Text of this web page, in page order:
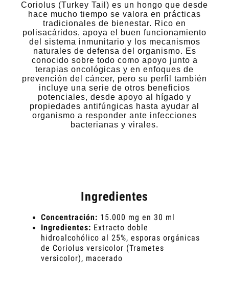
Coriolus (Turkey Tail) es un hongo que desde
hace mucho tiempo se valora en prácticas
tradicionales de bienestar. Rico en
polisacáridos, apoya el buen funcionamiento
del sistema inmunitario y los mecanismos
naturales de defensa del organismo. Es
conocido sobre todo como apoyo junto a
terapias oncológicas y en enfoques de
prevención del cáncer, pero su perfil también
incluye una serie de otros beneficios
potenciales, desde apoyo al hígado y
propiedades antifúngicas hasta ayudar al
organismo a responder ante infecciones
bacterianas y virales.
Ingredientes
Concentración: 15.000 mg en 30 ml
Ingredientes: Extracto doble
hidroalcohólico al 25%, esporas orgánicas
de Coriolus versicolor (Trametes
versicolor), macerado